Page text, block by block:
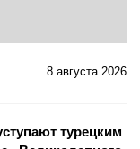
8 августа 2026
турецким